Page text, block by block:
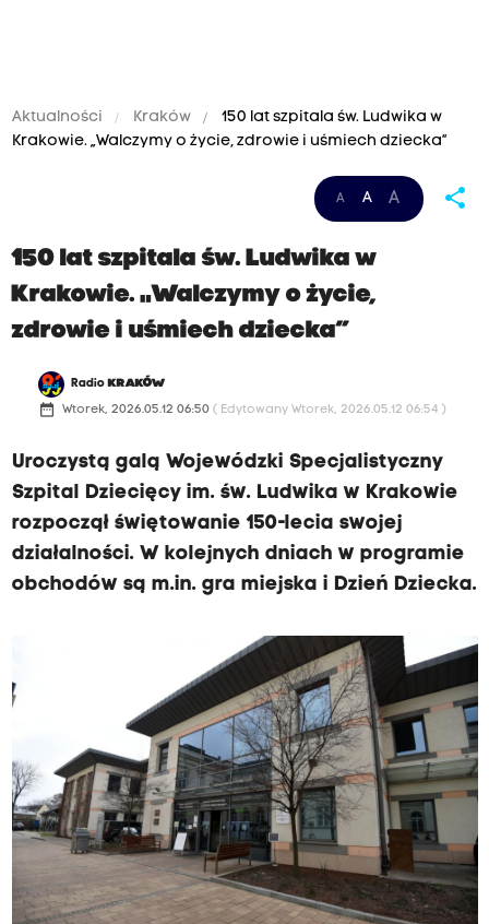
Aktualności Kraków
150 lat szpitala św. Ludwika w
Krakowie. „Walczymy o życie, zdrowie i uśmiech dziecka”
A A A share
150 lat szpitala św. Ludwika w
Krakowie. „Walczymy o życie,
zdrowie i uśmiech dziecka”
Radio KRAKÓW
date_range Wtorek, 2026.05.12 06:50 ( Edytowany Wtorek, 2026.05.12 06:54 )
Uroczystą galą Wojewódzki Specjalistyczny
Szpital Dziecięcy im. św. Ludwika w Krakowie
rozpoczął świętowanie 150-lecia swojej
działalności. W kolejnych dniach w programie
obchodów są m.in. gra miejska i Dzień Dziecka.